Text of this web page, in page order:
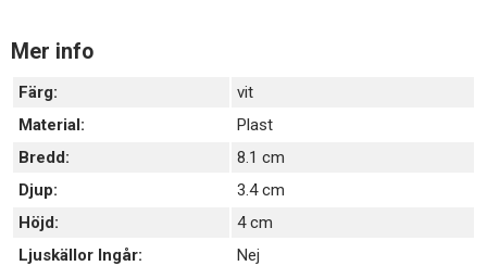
Mer info
Färg:
vit
Material:
Plast
Bredd:
8.1 cm
Djup:
3.4 cm
Höjd:
4 cm
Ljuskällor Ingår:
Nej